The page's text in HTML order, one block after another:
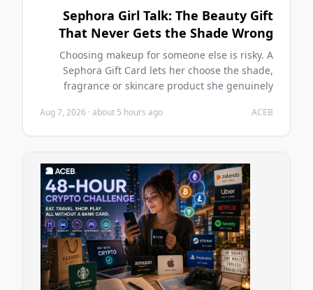
Sephora Girl Talk: The Beauty Gift
That Never Gets the Shade Wrong
Choosing makeup for someone else is risky. A
Sephora Gift Card lets her choose the shade,
fragrance or skincare product she genuinely
ACEB
Aug 7, 2026·about 5 hours ago